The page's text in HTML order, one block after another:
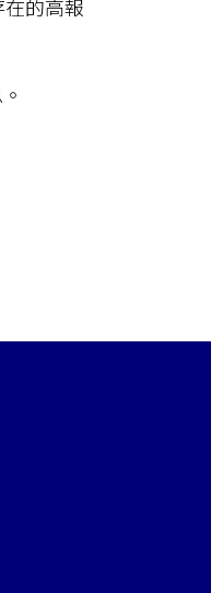
的高報